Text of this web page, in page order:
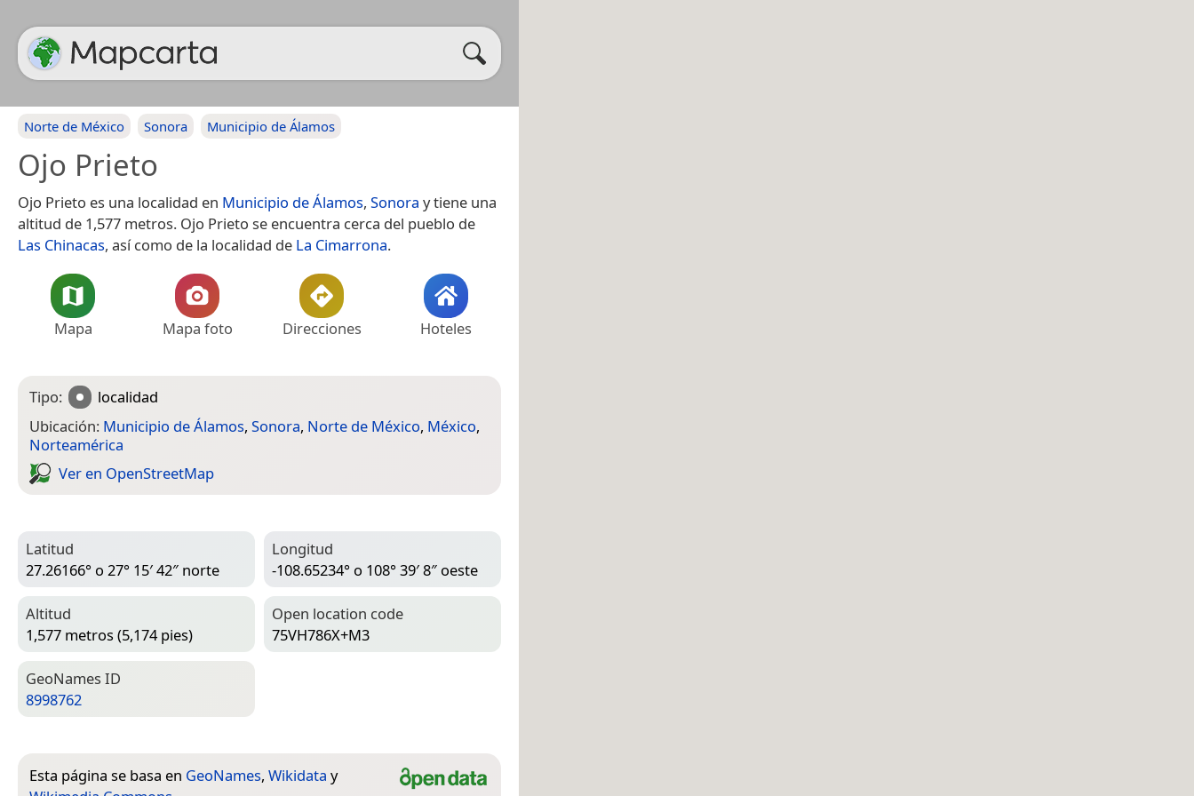
Norte de México Sonora Municipio de Álamos
Ojo Prieto
Ojo Prieto es una localidad en Municipio de Álamos, Sonora y tiene una
altitud de 1,577 metros. Ojo Prieto se encuentra cerca del pueblo de
Las Chinacas, así como de la localidad de La Cimarrona.
Mapa Mapa foto Direcciones Hoteles
Tipo:
localidad
Ubicación: Municipio de Álamos, Sonora, Norte de México, México,
Norteamérica
Ver en Open­Street­Map
Latitud
27.26166° o 27° 15′ 42″ norte
Longitud
-108.65234° o 108° 39′ 8″ oeste
Altitud
1,577 metros (5,174 pies)
Open location code
75VH786X+M3
Geo­Names ID
8998762
Esta página se basa en GeoNames, Wikidata y